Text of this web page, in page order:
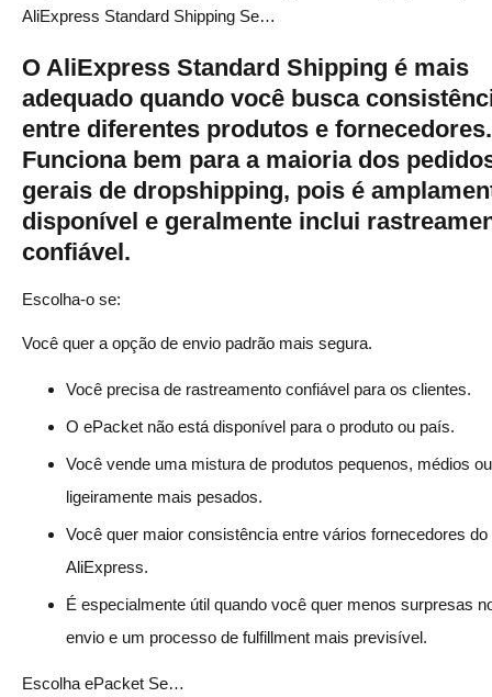
AliExpress Standard Shipping Se…
O AliExpress Standard Shipping é mais
adequado quando você busca
entre diferentes produtos e fornecedores.
Funciona bem para a maioria dos
gerais de dropshipping, pois é
disponível e geralmente inclui
confiável.
Escolha-o se:
Você quer a opção de envio padrão mais segura.
Você precisa de rastreamento confiável para os clientes.
O ePacket não está disponível para o produto ou país.
Você vende uma mistura de produtos pequenos, médios ou
ligeiramente mais pesados.
Você quer maior consistência entre vários fornecedores do
AliExpress.
É especialmente útil quando você quer menos surpresas
envio e um processo de fulfillment mais previsível.
Escolha ePacket Se…